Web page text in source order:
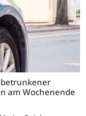
am Wochenende